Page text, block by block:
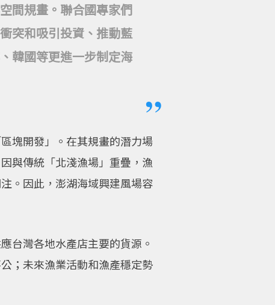
間規畫。聯合國專家們
突和吸引投資、推動藍
韓國等更進一步制定海
塊開發」。在其規畫的潛力場
與傳統「北淺漁場」重疊，漁
。因此，澎湖海域興建風場容
台灣各地水產店主要的貨源。
；未來漁業活動和漁產穩定勢